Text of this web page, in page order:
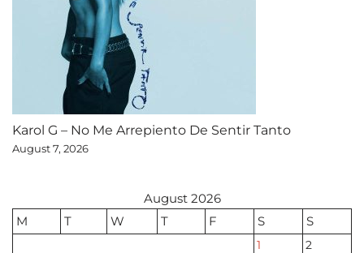
Karol G – No Me Arrepiento De Sentir Tanto
August 7, 2026
August 2026
M
T W T F S S
1
2